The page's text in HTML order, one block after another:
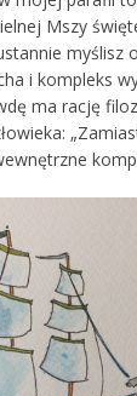
Mszy
myślisz
i kompleks
ma rację